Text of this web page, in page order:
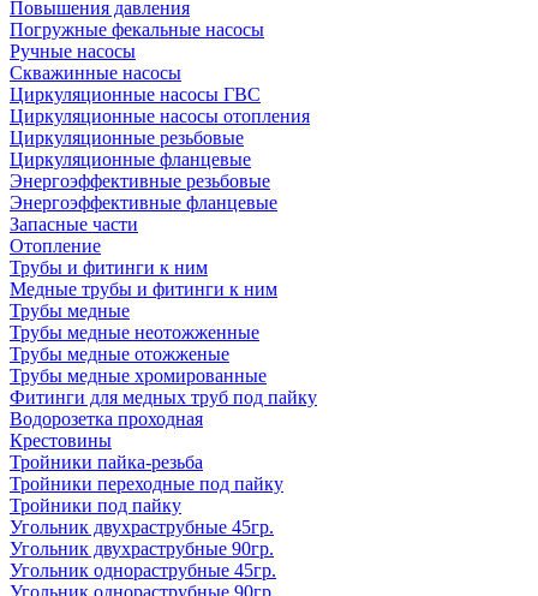
Повышения давления
Погружные фекальные насосы
Ручные насосы
Скважинные насосы
Циркуляционные насосы ГВС
Циркуляционные насосы отопления
Циркуляционные резьбовые
Циркуляционные фланцевые
Энергоэффективные резьбовые
Энергоэффективные фланцевые
Запасные части
Отопление
Трубы и фитинги к ним
Медные трубы и фитинги к ним
Трубы медные
Трубы медные неотожженные
Трубы медные отожженые
Трубы медные хромированные
Фитинги для медных труб под пайку
Водорозетка проходная
Крестовины
Тройники пайка-резьба
Тройники переходные под пайку
Тройники под пайку
Угольник двухраструбные 45гр.
Угольник двухраструбные 90гр.
Угольник однораструбные 45гр.
Угольник однораструбные 90гр.